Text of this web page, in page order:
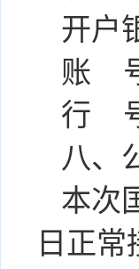
开户
账
行
八、
本次
日正常